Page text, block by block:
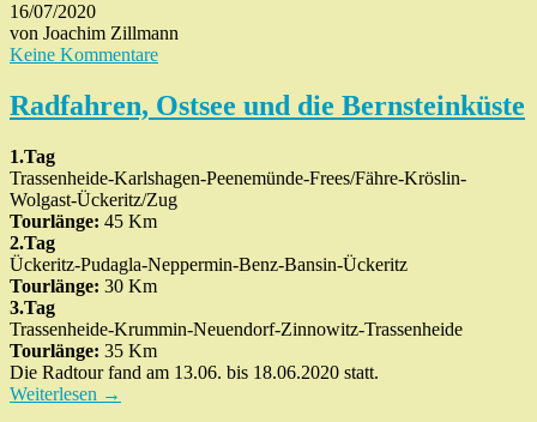
16/07/2020
von Joachim Zillmann
Keine Kommentare
Radfahren, Ostsee und die Bernsteinküste
1.Tag
Trassenheide-Karlshagen-Peenemünde-Frees/Fähre-Kröslin-
Wolgast-Ückeritz/Zug
Tourlänge: 45 Km
2.Tag
Ückeritz-Pudagla-Neppermin-Benz-Bansin-Ückeritz
Tourlänge: 30 Km
3.Tag
Trassenheide-Krummin-Neuendorf-Zinnowitz-Trassenheide
Tourlänge: 35 Km
Die Radtour fand am 13.06. bis 18.06.2020 statt.
Weiterlesen →